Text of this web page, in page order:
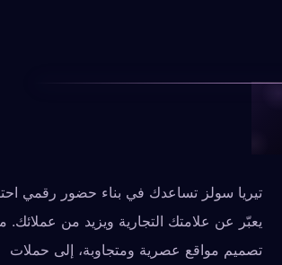
تيريا سولز تساعدك في بناء حضور رقمي
يعبّر عن علامتك التجارية ويزيد من عملائك.
تصميم مواقع عصرية ومتجاوبة، إلى حملات